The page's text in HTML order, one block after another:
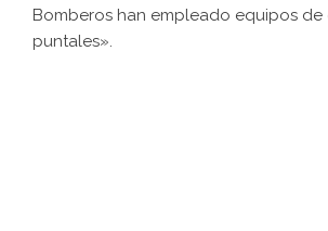
Bomberos han empleado equipos de
puntales».